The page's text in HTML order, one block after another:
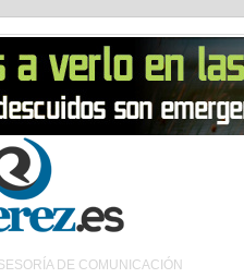
DE COMUNICACIÓN